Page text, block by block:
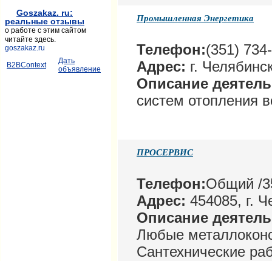
Промышленная Энергетика
Телефон:(351)
Адрес: г.
Описание
систем отопления
ПРОСЕРВИС
Телефон:Общий /
Адрес: 454085, г.
Описание
Любые
Сантехнические
Goszakaz. ru:
реальные отзывы
о работе с этим сайтом
читайте здесь.
goszakaz.ru
B2BContext
Дать
объявление